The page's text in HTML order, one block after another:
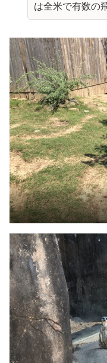
は全米で有数の